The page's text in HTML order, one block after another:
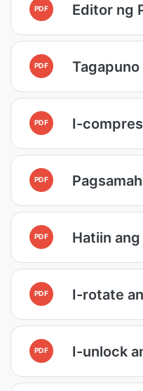
PDF Editor ng
PDF Tagapuno
PDF I-
PDF
PDF Hatiin ang
PDF I-rotate
PDF I-unlock